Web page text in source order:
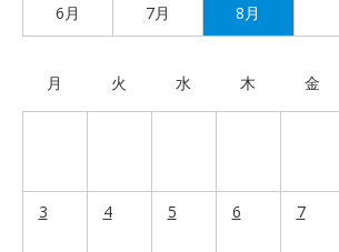
6月 7月 8月
月 火 水 木 金
3 4 5 6 7